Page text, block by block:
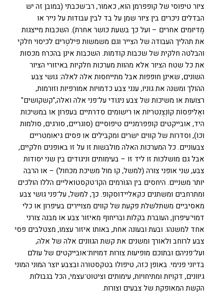
ציור טיפוסי של קופפרמן הוא, כאמור, רב־שכבתי (במובן זה יש
הבדלים ניכרים בין ציור שמן על בד לבין עבודות על נייר או
מֶדיוּמים אחרים – ועל כך בשעת כושר אחרת). השכבות מייצגות
את תהליך העבודה של הצייר וגם משמשות פילטֶרים לכיסוי חלקי
והבלטה חלקית של שכבות קודמות. השכבות אינן בהכרח מכסות
את כל שטח הציור אלא מהוות מערכות חלקיות באיזורי הציור
השונים, שאינן חופפות אבל מתייחסות אלה לאלה: גושי צבע
ההולך ומשנה את גוניו, ענני צבע כדמויות אמורפיות וזורמות,
רצועות או משיכות של צבע ניגודי על־פני אלה ואלה,"קשקושים"
ואֶליפסוֹת קוֹנְצֶנטריוֹת או רישומים סדרתיים בעפרון או במשיכות
היד, אובייקטים קופפרמניים טיפוסיים (סוגריים, סורגים, סולמות
וכו), וסדרות של קווים ישרים ומקבילים או פסים גיאומטריים
צבעוניים. כל המערכות האלה מולבשות זו על זו באופנים חלקיים,
אבל גם מושלכות זו ליד זו – בעימותים וניגודים בין שני יסודות
צבע, שני אופני צורה (למשל, קו מול משיכת מכחול) – או הרבה
יותר משניים. היחסים בין הגורמים הקוֹ־טקסטואליים הללו הולכים
ומתרחבים ומשתנים כקאליידוסקופ. כך, למשל, על־פני גושי צבע
מאסיביים משתלשלת פקעת של קווים מצויירים בעיפרון או כלי
דמוי־עיפרון, העוברת בקלות ובריחוף מאיזור צבע או מבנה צורני
אחד למשנהו. ובעת ובעונה אחת, באותו איזור עצמו, מצטלבים פסי
צבע לרוחב ולאורך ומשנים את קשת הגוונים אלה של אלה,
ועל־פניהם ובתוכם מופיעות צורות דמויות־אובייקטים של עולם
בדיוני פנימי. באופן כזה, טיפולו בטקסטורה ובצבע יוצר המוני המוני
גיוונים, דקויות ומתיחויות, עימותים וציטוט־עצמי, הכל בגבולות
הקשת המאופקת של צבעים וצורות.